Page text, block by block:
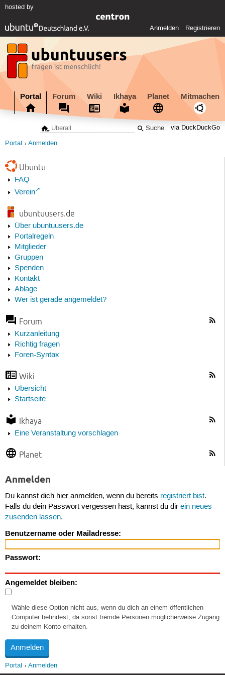
hosted by
Anmelden Registrieren
Portal Forum Wiki Ikhaya Planet Mitmachen
via DuckDuckGo
Portal Anmelden
Ubuntu
FAQ
Verein
ubuntuusers.de
Über ubuntuusers.de
Portalregeln
Mitglieder
Gruppen
Spenden
Kontakt
Ablage
Wer ist gerade angemeldet?
Forum
Kurzanleitung
Richtig fragen
Foren-Syntax
Wiki
Übersicht
Startseite
Ikhaya
Eine Veranstaltung vorschlagen
Planet
Anmelden
Du kannst dich hier anmelden, wenn du bereits registriert bist.
Falls du dein Passwort vergessen hast, kannst du dir ein neues
zusenden lassen.
Benutzername oder Mailadresse:
Passwort:
Angemeldet bleiben:
Wähle diese Option nicht aus, wenn du dich an einem öffentlichen
Computer befindest, da sonst fremde Personen möglicherweise Zugang
zu deinem Konto erhalten.
Portal Anmelden